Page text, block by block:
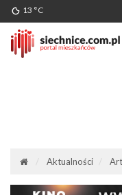
Miasto i
Portal
Wygenerowano: 08-08-2026
13 °C
Aktualności